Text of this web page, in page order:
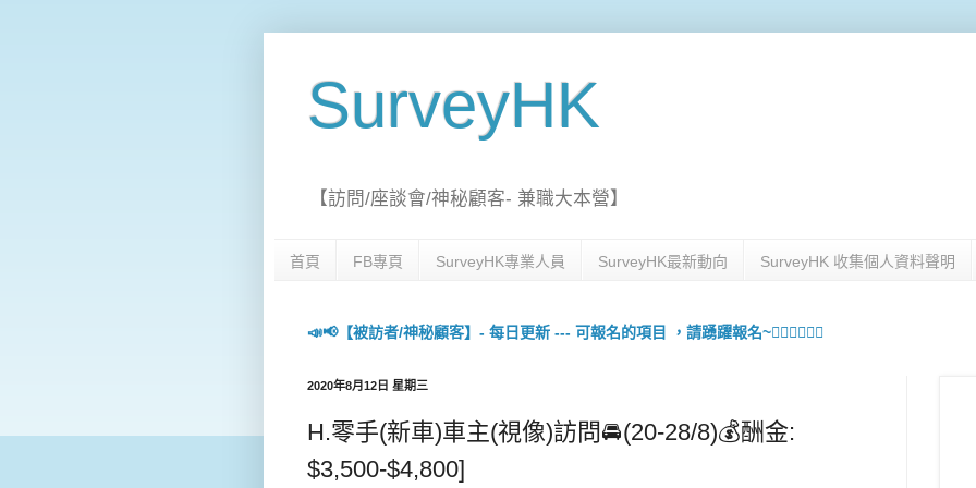
SurveyHK
【訪問/座談會/神秘顧客- 兼職大本營】
首頁 FB專頁 SurveyHK專業人員 SurveyHK最新動向 SurveyHK 收集個人資料聲明
📣📢【被訪者/神秘顧客】- 每日更新 --- 可報名的項目 ，請踴躍報名~🙋🏻‍♀️💇🏻‍♀️
2020年8月12日 星期三
H.零手(新車)車主(視像)訪問🚘(20-28/8)💰酬金:
$3,500-$4,800]